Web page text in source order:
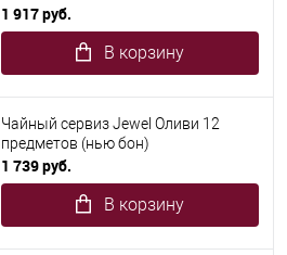
bone)
1 917 руб.
В корзину
Чайный сервиз Jewel Оливи 12
предметов (нью бон)
1 739 руб.
В корзину